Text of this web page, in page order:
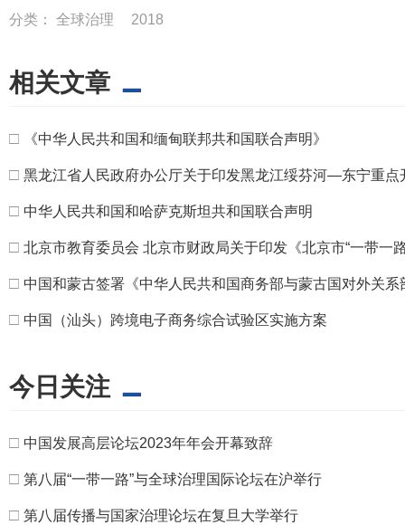
分类： 全球治理 2018
相关文章
□ 《中华人民共和国和缅甸联邦共和国联合声明》
□ 黑龙江省人民政府办公厅关于印发黑龙江绥芬河—东宁重
□ 中华人民共和国和哈萨克斯坦共和国联合声明
□ 北京市教育委员会 北京市财政局关于印发《北京市“一带一
□ 中国和蒙古签署《中华人民共和国商务部与蒙古国对外关
□ 中国（汕头）跨境电子商务综合试验区实施方案
今日关注
□ 中国发展高层论坛2023年年会开幕致辞
□ 第八届“一带一路”与全球治理国际论坛在沪举行
□ 第八届传播与国家治理论坛在复旦大学举行